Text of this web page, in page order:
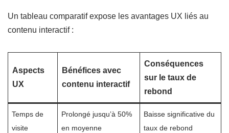
Un tableau comparatif expose les avantages UX liés au
contenu interactif :
Aspects
UX
Bénéfices avec
contenu interactif
Conséquences
sur le taux de
rebond
Temps de
visite
Prolongé jusqu’à 50%
en moyenne
Baisse significative du
taux de rebond